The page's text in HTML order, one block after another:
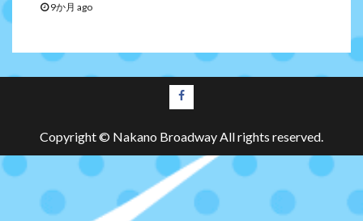
9か月 ago
Copyright © Nakano Broadway All rights reserved.